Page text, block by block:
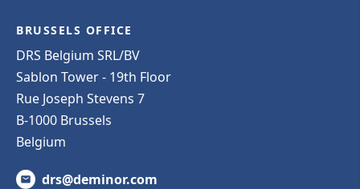
BRUSSELS OFFICE
DRS Belgium SRL/BV
Sablon Tower - 19th Floor
Rue Joseph Stevens 7
B-1000 Brussels
Belgium
drs@deminor.com